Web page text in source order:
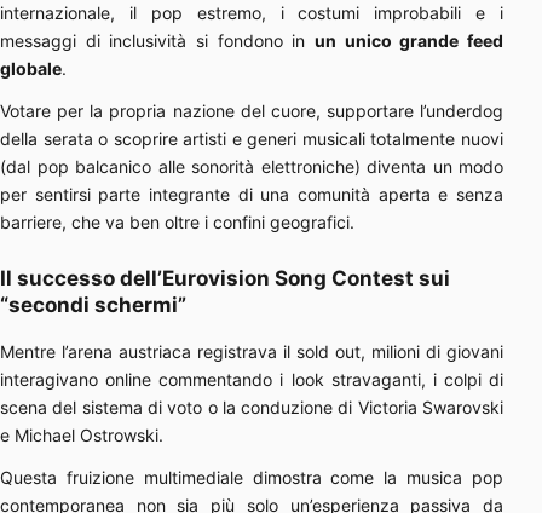
internazionale, il pop estremo, i costumi improbabili e i
messaggi di inclusività si fondono in un unico grande feed
globale.
Votare per la propria nazione del cuore, supportare l’underdog
della serata o scoprire artisti e generi musicali totalmente nuovi
(dal pop balcanico alle sonorità elettroniche) diventa un modo
per sentirsi parte integrante di una comunità aperta e senza
barriere, che va ben oltre i confini geografici.
Il successo dell’Eurovision Song Contest sui
“secondi schermi”
Mentre l’arena austriaca registrava il sold out, milioni di giovani
interagivano online commentando i look stravaganti, i colpi di
scena del sistema di voto o la conduzione di Victoria Swarovski
e Michael Ostrowski.
Questa fruizione multimediale dimostra come la musica pop
contemporanea non sia più solo un’esperienza passiva da